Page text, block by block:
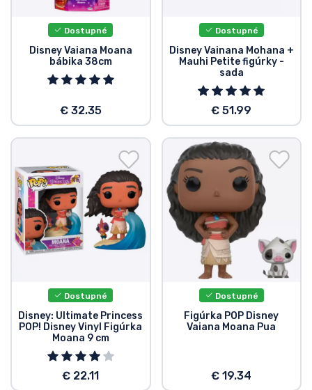
Dostupné
Disney Vaiana Moana
bábika 38cm
€ 32.35
Dostupné
Disney Vainana Mohana +
Mauhi Petite figúrky -
sada
€ 51.99
Dostupné
Disney: Ultimate Princess
POP! Disney Vinyl Figúrka
Moana 9 cm
€ 22.11
Dostupné
Figúrka POP Disney
Vaiana Moana Pua
€ 19.34